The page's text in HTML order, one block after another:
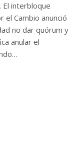
El interbloque
el Cambio anunció
no dar quórum y
anular el